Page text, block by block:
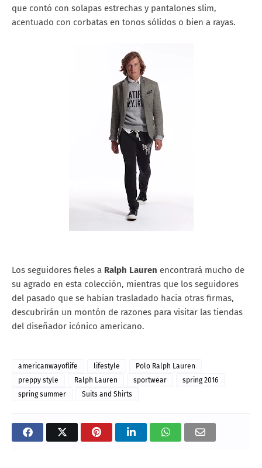
que contó con solapas estrechas y pantalones slim,
acentuado con corbatas en tonos sólidos o bien a rayas.
Los seguidores fieles a Ralph Lauren encontrará mucho de
su agrado en esta colección, mientras que los seguidores
del pasado que se habían trasladado hacia otras firmas,
descubrirán un montón de razones para visitar las tiendas
del diseñador icónico americano.
americanwayoflife lifestyle
Polo Ralph Lauren
preppy style
Ralph Lauren sportwear
spring 2016
spring summer
Suits and Shirts